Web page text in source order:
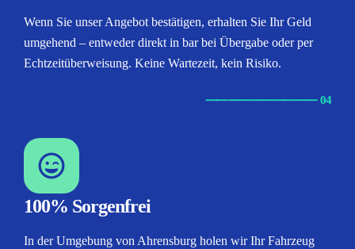
Wenn Sie unser Angebot bestätigen, erhalten Sie Ihr Geld
umgehend – entweder direkt in bar bei Übergabe oder per
Echtzeitüberweisung. Keine Wartezeit, kein Risiko.
⸺⸺⸺⸺⸺ 04
100% Sorgenfrei
In der Umgebung von Ahrensburg holen wir Ihr Fahrzeug